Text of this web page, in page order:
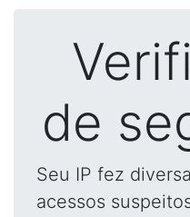
de
Seu IP fez
acessos